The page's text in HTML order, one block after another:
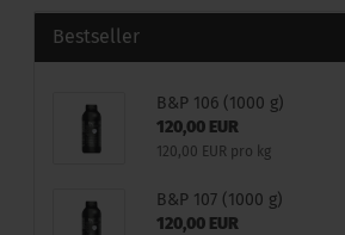
Bestseller
B&P 106 (1000 g)
120,00 EUR
120,00 EUR pro kg
B&P 107 (1000 g)
120,00 EUR